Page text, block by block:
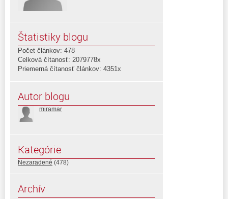
Štatistiky blogu
Počet článkov: 478
Celková čítanosť: 2079778x
Priemerná čítanosť článkov: 4351x
Autor blogu
miramar
Kategórie
Nezaradené (478)
Archív